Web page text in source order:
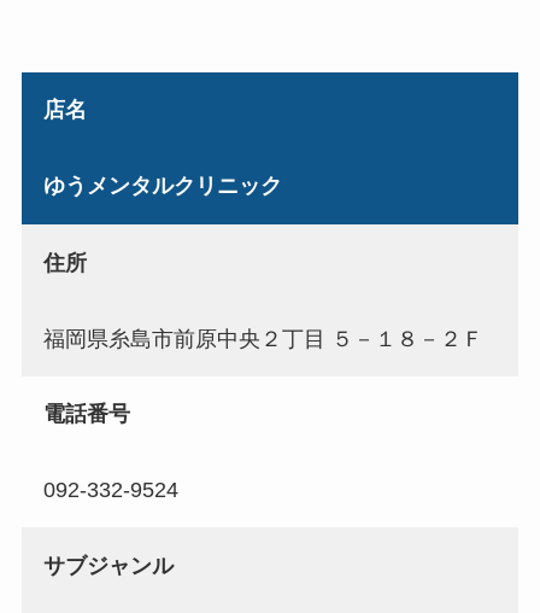
店名
ゆうメンタルクリニック
住所
福岡県糸島市前原中央２丁目 ５－１８－２Ｆ
電話番号
092-332-9524
サブジャンル